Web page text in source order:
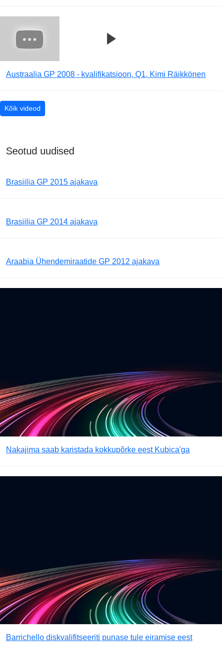
Austraalia GP 2008 - kvalifikatsioon, Q1, Kimi Räikkönen
Kõik videod
Seotud uudised
Brasiilia GP 2015 ajakava
Brasiilia GP 2014 ajakava
Araabia Ühendemiraatide GP 2012 ajakava
Nakajima saab karistada kokkupõrke eest Kubica'ga
Barrichello diskvalifitseeriti punase tule eiramise eest